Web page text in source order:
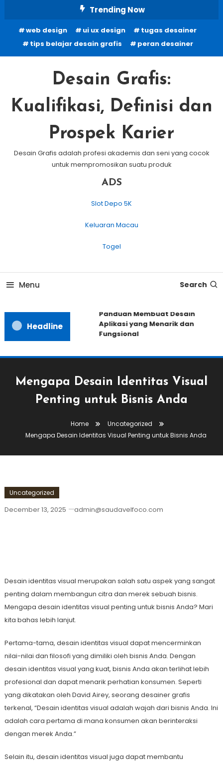
Content
Trending Now
web design ui ux design
tugas desainer
tips belajar desain grafis
peran desainer
Desain Grafis:
Kualifikasi, Definisi dan
Prospek Karier
Desain Grafis adalah profesi akademis dan seni yang cocok
untuk mempromosikan suatu produk
ADS
Slot Depo 5K
Keluaran Macau
Togel
Menu Search
Headline
Panduan Membuat Desain
Aplikasi yang Menarik dan
Fungsional
Mengapa Desain Identitas Visual
Penting untuk Bisnis Anda
Home
Uncategorized
Mengapa Desain Identitas Visual Penting untuk Bisnis Anda
Uncategorized
December 13, 2025 admin@saudavelfoco.com
Desain identitas visual merupakan salah satu aspek yang sangat
penting dalam membangun citra dan merek sebuah bisnis.
Mengapa desain identitas visual penting untuk bisnis Anda? Mari
kita bahas lebih lanjut.
Pertama-tama, desain identitas visual dapat mencerminkan
nilai-nilai dan filosofi yang dimiliki oleh bisnis Anda. Dengan
desain identitas visual yang kuat, bisnis Anda akan terlihat lebih
profesional dan dapat menarik perhatian konsumen. Seperti
yang dikatakan oleh David Airey, seorang desainer grafis
terkenal, “Desain identitas visual adalah wajah dari bisnis Anda. Ini
adalah cara pertama di mana konsumen akan berinteraksi
dengan merek Anda.”
Selain itu, desain identitas visual juga dapat membantu